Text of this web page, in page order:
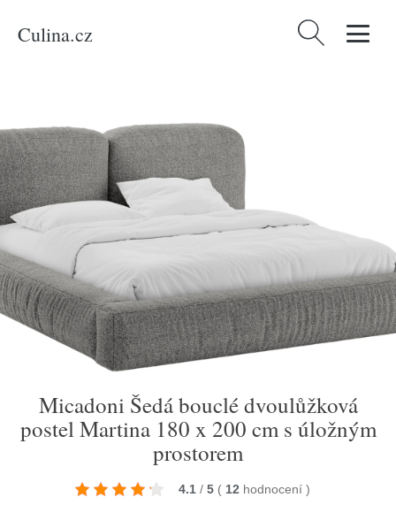
Culina.cz Vyhledávání
Micadoni Šedá bouclé dvoulůžková
postel Martina 180 x 200 cm s úložným
prostorem
4.1 / 5 ( 12 hodnocení )